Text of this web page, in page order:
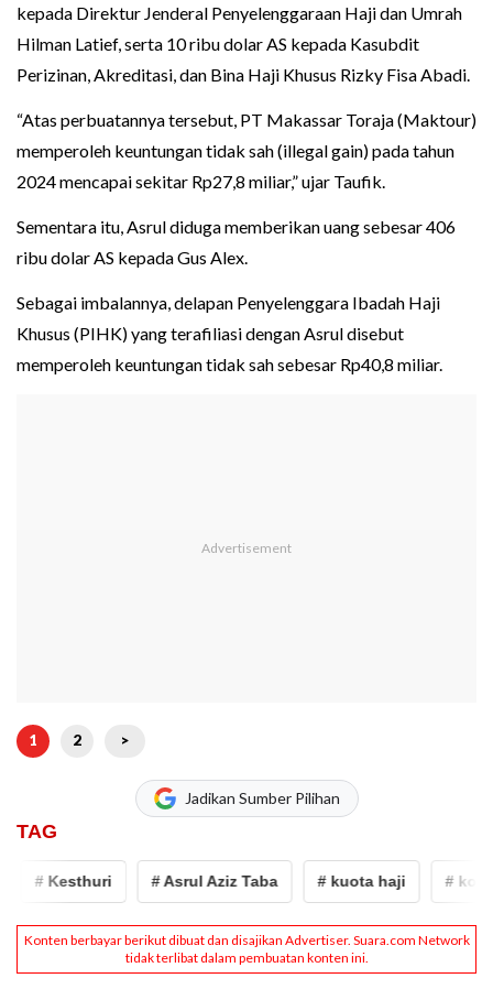
kepada Direktur Jenderal Penyelenggaraan Haji dan Umrah
Hilman Latief, serta 10 ribu dolar AS kepada Kasubdit
Perizinan, Akreditasi, dan Bina Haji Khusus Rizky Fisa Abadi.
“Atas perbuatannya tersebut, PT Makassar Toraja (Maktour)
memperoleh keuntungan tidak sah (illegal gain) pada tahun
2024 mencapai sekitar Rp27,8 miliar,” ujar Taufik.
Sementara itu, Asrul diduga memberikan uang sebesar 406
ribu dolar AS kepada Gus Alex.
Sebagai imbalannya, delapan Penyelenggara Ibadah Haji
Khusus (PIHK) yang terafiliasi dengan Asrul disebut
memperoleh keuntungan tidak sah sebesar Rp40,8 miliar.
1 2 >
Jadikan Sumber Pilihan
TAG
# Kesthuri # Asrul Aziz Taba # kuota haji # korupsi